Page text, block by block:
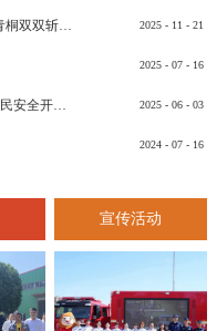
2025 - 11 - 21
荣耀加冕 实力绽放丨政安双雄唐露轩、鞠青桐双双斩获“渝消蓝盾讲师团金牌讲师”比武竞赛决赛大奖
2025 - 07 - 16
2025 - 06 - 03
政安消防丨助力重庆“安全生产月”活动暨全民安全开放日活动
2024 - 07 - 16
宣传活动